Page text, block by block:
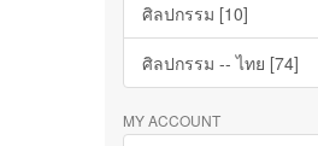
ศิลปกรรม [10]
ศิลปกรรม -- ไทย [74]
MY ACCOUNT